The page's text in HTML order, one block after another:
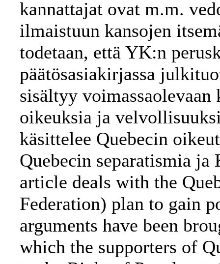
kannattajat ovat m.m.
ilmaistuun kansojen
todetaan, että YK:n
päätösasiakirjassa
sisältyy voimassaolevaan
oikeuksia ja
käsittelee Quebecin
Quebecin separatismia ja
article deals with the
Federation) plan to gain
arguments have been
which the supporters of